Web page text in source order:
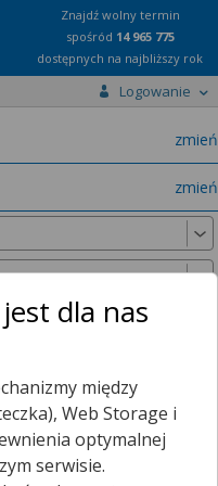
Znajdź wolny termin
spośród 14 965 775
dostępnych na najbliższy rok
Logowanie
zmień
zmień
w promieniu 25 km
zdalne!
dla nas
między
Web Storage i
optymalnej
serwisie.